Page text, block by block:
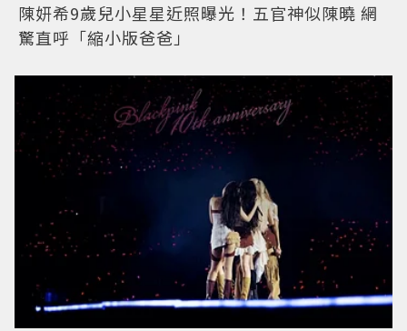
陳妍希9歲兒小星星近照曝光！五官神似陳曉 網
驚直呼「縮小版爸爸」